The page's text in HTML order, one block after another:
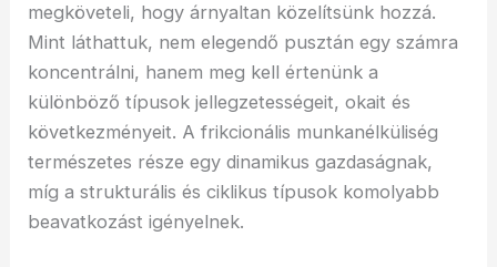
megköveteli, hogy árnyaltan közelítsünk hozzá.
Mint láthattuk, nem elegendő pusztán egy számra
koncentrálni, hanem meg kell értenünk a
különböző típusok jellegzetességeit, okait és
következményeit. A frikcionális munkanélküliség
természetes része egy dinamikus gazdaságnak,
míg a strukturális és ciklikus típusok komolyabb
beavatkozást igényelnek.